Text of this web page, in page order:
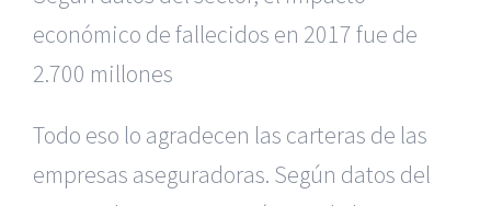
económico de fallecidos en 2017 fue de
2.700 millones
Todo eso lo agradecen las carteras de las
empresas aseguradoras. Según datos del